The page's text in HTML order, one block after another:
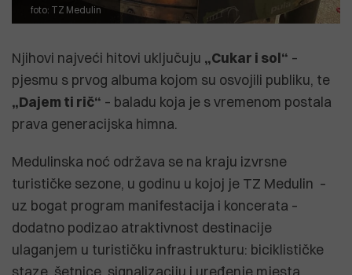
foto: TZ Medulin
Njihovi najveći hitovi uključuju „Cukar i sol“ –
pjesmu s prvog albuma kojom su osvojili publiku, te
„Dajem ti rič“ – baladu koja je s vremenom postala
prava generacijska himna.
Medulinska noć održava se na kraju izvrsne
turističke sezone, u godinu u kojoj je TZ Medulin –
uz bogat program manifestacija i koncerata –
dodatno podizao atraktivnost destinacije
ulaganjem u turističku infrastrukturu: biciklističke